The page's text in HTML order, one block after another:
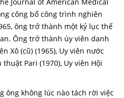
công bố công trình nghiên
ông trở thành một kỷ lục thế
Ông trở thành úy viên danh
Xô (cũ) (1965), Uy viên nước
Pari (1970), Uy viên Hội
ông không lúc nào tách rời việc